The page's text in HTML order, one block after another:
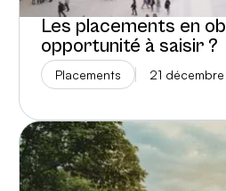
Les placements en
opportunité à saisir ?
Placements 21